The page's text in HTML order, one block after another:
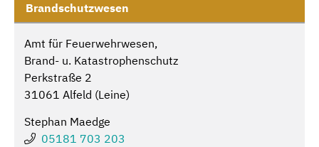
Brandschutzwesen
Amt für Feuerwehrwesen,
Brand- u. Katastrophenschutz
Perkstraße 2
31061 Alfeld (Leine)
Stephan Maedge
05181 703 203